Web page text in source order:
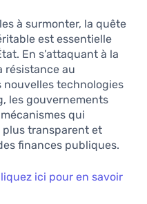
à surmonter, la quête
est essentielle
En s’attaquant à la
résistance au
technologies
les gouvernements
qui
transparent et
finances publiques.
ici pour en savoir